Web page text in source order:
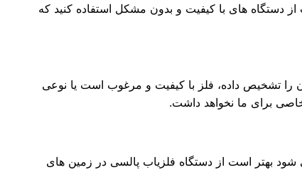
از دستگاه های با کیفیت و بدون مشکل استفاده کنید که
را تشخیص داده، فلز با کیفیت و مرغوب است یا نوعی
برای ما نخواهد داشت.
بهتر است از دستگاه فلزیاب پالسی در زمین های